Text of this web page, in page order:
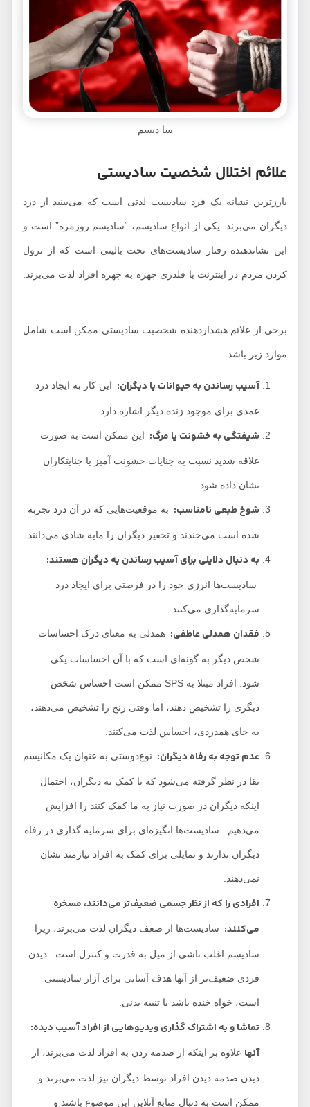
سا دیسم
علائم اختلال شخصیت سادیستی
بارزترین نشانه یک فرد سادیست لذتی است که می‌بینید از درد
دیگران می‌برند. یکی از انواع سادیسم، “سادیسم روزمره” است و
این نشاندهنده رفتار سادیست‌های تحت بالینی است که از ترول
کردن مردم در اینترنت یا قلدری چهره به چهره افراد لذت می‌برند.
برخی از علائم هشداردهنده شخصیت سادیستی ممکن است شامل
موارد زیر باشد:
آسیب رساندن به حیوانات یا دیگران:این کار به ایجاد درد
عمدی برای موجود زنده دیگر اشاره دارد.
شیفتگی به خشونت یا مرگ: این ممکن است به صورت
علاقه شدید نسبت به جنایات خشونت آمیز یا جنایتکاران
نشان داده شود.
شوخ طبعی نامناسب:به موقعیت‌هایی که در آن درد تجربه
شده است می‌خندند و تحقیر دیگران را مایه شادی می‌دانند.
به دنبال دلایلی برای آسیب رساندن به دیگران هستند:
سادیست‌ها انرژی خود را در فرصتی برای ایجاد درد
سرمایه‌گذاری می‌کنند.
فقدان همدلی عاطفی:همدلی به معنای درک احساسات
شخص دیگر به گونه‌ای است که با آن احساسات یکی
شود. افراد مبتلا به SPS ممکن است احساس شخص
دیگری را تشخیص دهند، اما وقتی رنج را تشخیص می‌دهند،
به جای همدردی، احساس لذت می‌کنند.
عدم توجه به رفاه دیگران:نوع‌دوستی به عنوان یک مکانیسم
بقا در نظر گرفته می‌شود که با کمک به دیگران، احتمال
اینکه دیگران در صورت نیاز به ما کمک کنند را افزایش
می‌دهیم. سادیست‌ها انگیزه‌ای برای سرمایه گذاری در رفاه
دیگران ندارند و تمایلی برای کمک به افراد نیازمند نشان
نمی‌دهند.
افرادی را که از نظر جسمی ضعیف‌تر می‌دانند، مسخره
می‌کنند:سادیست‌ها از ضعف دیگران لذت می‌برند، زیرا
سادیسم اغلب ناشی از میل به قدرت و کنترل است. دیدن
فردی ضعیف‌تر از آنها هدف آسانی برای آزار سادیستی
است، خواه خنده باشد یا تنبیه بدنی.
تماشا و به اشتراک گذاری ویدیوهایی از افراد آسیب دیده:
علاوه بر اینکه از صدمه زدن به افراد لذت می‌برند، از
دیدن صدمه دیدن افراد توسط دیگران نیز لذت می‌برند و
ممکن است به دنبال منابع آنلاین این موضوع باشند و